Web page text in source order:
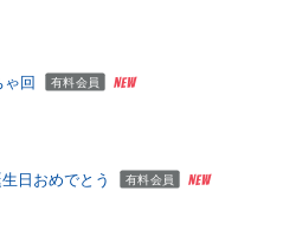
DISCOGRAPHY
MOVIE
回 有料会員
日おめでとう 有料会員